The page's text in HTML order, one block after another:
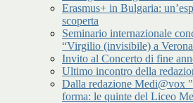
Erasmus+ in Bulgaria:
scoperta
Seminario internazionale
“Virgilio (invisibile) a
Invito al Concerto di fine
Ultimo incontro della
Dalla redazione Medi@vox
forma: le quinte del Liceo